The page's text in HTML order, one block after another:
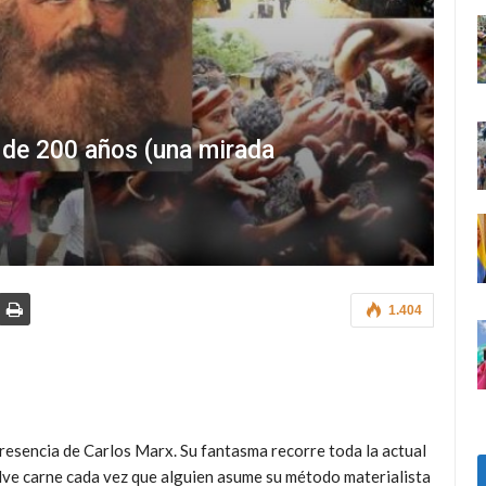
200 años (una mirada
1.404
de Carlos Marx. Su fantasma recorre toda la actual
carne cada vez que alguien asume su método materialista